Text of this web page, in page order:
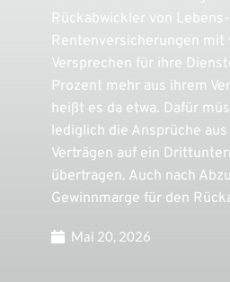
Rückabwickler von
Rentenversicherungen mit
Versprechen für ihre
Prozent mehr aus ihrem
heißt es da etwa. Dafür
lediglich die Ansprüche
Verträgen auf ein
übertragen. Auch nach
Gewinnmarge für den
Mai 20, 2026